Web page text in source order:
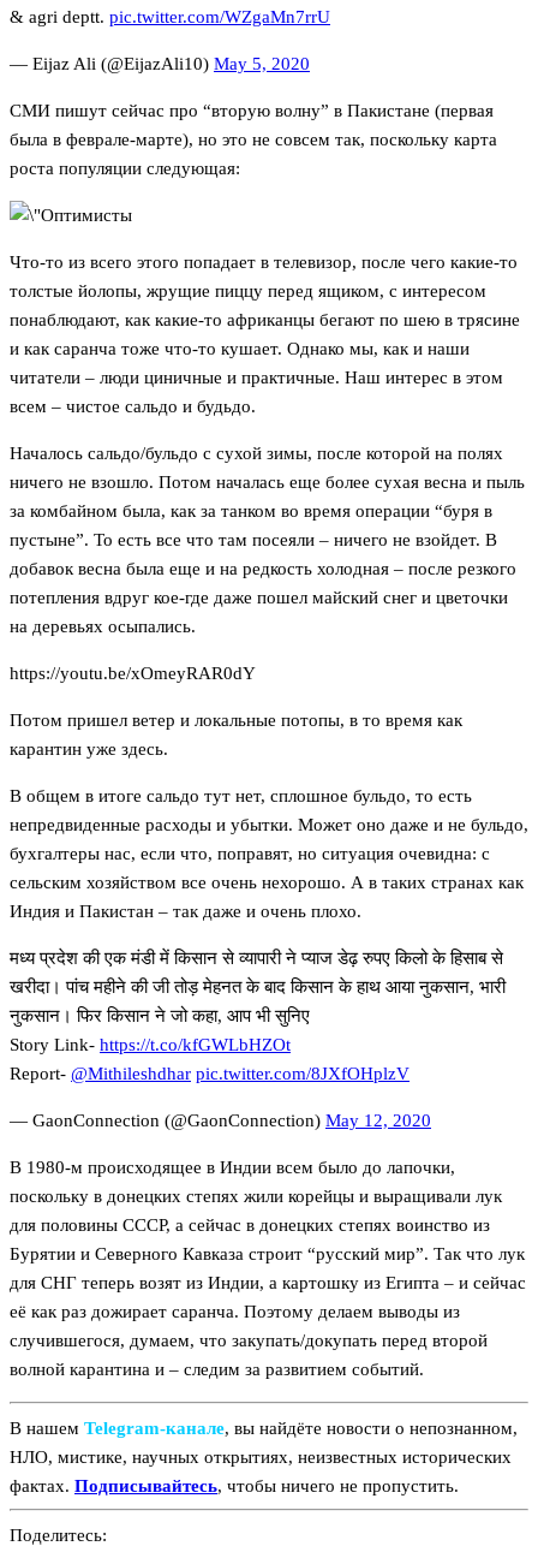
& agri deptt. pic.twitter.com/WZgaMn7rrU
— Eijaz Ali (@EijazAli10) May 5, 2020
СМИ пишут сейчас про “вторую волну” в Пакистане (первая
была в феврале-марте), но это не совсем так, поскольку карта
роста популяции следующая:
Что-то из всего этого попадает в телевизор, после чего какие-то
толстые йолопы, жрущие пиццу перед ящиком, с интересом
понаблюдают, как какие-то африканцы бегают по шею в трясине
и как саранча тоже что-то кушает. Однако мы, как и наши
читатели – люди циничные и практичные. Наш интерес в этом
всем – чистое сальдо и будьдо.
Началось сальдо/бульдо с сухой зимы, после которой на полях
ничего не взошло. Потом началась еще более сухая весна и пыль
за комбайном была, как за танком во время операции “буря в
пустыне”. То есть все что там посеяли – ничего не взойдет. В
добавок весна была еще и на редкость холодная – после резкого
потепления вдруг кое-где даже пошел майский снег и цветочки
на деревьях осыпались.
https://youtu.be/xOmeyRAR0dY
Потом пришел ветер и локальные потопы, в то время как
карантин уже здесь.
В общем в итоге сальдо тут нет, сплошное бульдо, то есть
непредвиденные расходы и убытки. Может оно даже и не бульдо,
бухгалтеры нас, если что, поправят, но ситуация очевидна: с
сельским хозяйством все очень нехорошо. А в таких странах как
Индия и Пакистан – так даже и очень плохо.
मध्य प्रदेश की एक मंडी में किसान से व्यापारी ने प्याज डेढ़ रुपए किलो के हिसाब से
खरीदा। पांच महीने की जी तोड़ मेहनत के बाद किसान के हाथ आया नुकसान, भारी
नुकसान। फिर किसान ने जो कहा, आप भी सुनिए
Story Link- https://t.co/kfGWLbHZOt
Report- @Mithileshdhar pic.twitter.com/8JXfOHplzV
— GaonConnection (@GaonConnection) May 12, 2020
В 1980-м происходящее в Индии всем было до лапочки,
поскольку в донецких степях жили корейцы и выращивали лук
для половины СССР, а сейчас в донецких степях воинство из
Бурятии и Северного Кавказа строит “русский мир”. Так что лук
для СНГ теперь возят из Индии, а картошку из Египта – и сейчас
её как раз дожирает саранча. Поэтому делаем выводы из
случившегося, думаем, что закупать/докупать перед второй
волной карантина и – следим за развитием событий.
В нашем Telegram‑канале, вы найдёте новости о непознанном,
НЛО, мистике, научных открытиях, неизвестных исторических
фактах. Подписывайтесь, чтобы ничего не пропустить.
Поделитесь: